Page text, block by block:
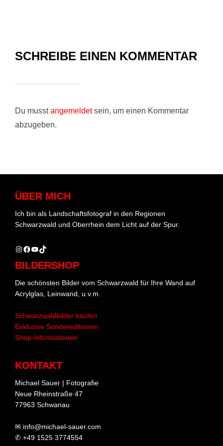
SCHREIBE EINEN KOMMENTAR
Du musstangemeldetsein, um einen Kommentar
abzugeben.
ÜBER MICH
Ich bin als Landschaftsfotograf in den Regionen
Schwarzwald und Oberrhein dem Licht auf der Spur.
Instagram
Facebook
YouTube
TikTok
BILDERSHOP
Die schönsten Bilder vom Schwarzwald für Ihre Wand auf
Acrylglas, Leinwand, u.v.m.
Schwarzwaldbilder kaufen
Exklusive Sondereditionen
Shop-Informationen
KONTAKT
Michael Sauer | Fotografie
Neue Rheinstraße 47
77963 Schwanau
✉ info@michael-sauer.com
✆ +49 1525 3774554